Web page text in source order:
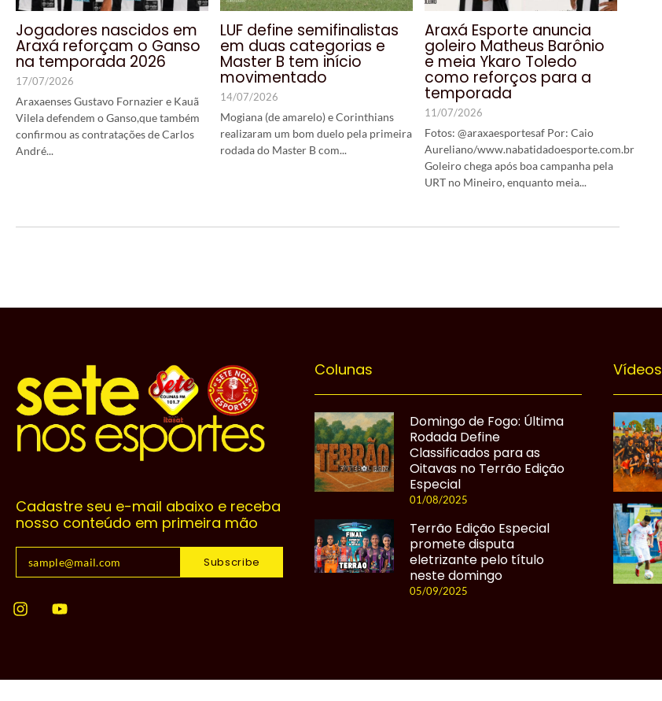
Jogadores nascidos em
Araxá reforçam o Ganso
na temporada 2026
17/07/2026
Araxaenses Gustavo Fornazier e Kauã
Vilela defendem o Ganso,que também
confirmou as contratações de Carlos
André...
LUF define semifinalistas
em duas categorias e
Master B tem início
movimentado
14/07/2026
Mogiana (de amarelo) e Corinthians
realizaram um bom duelo pela primeira
rodada do Master B com...
Araxá Esporte anuncia
goleiro Matheus Barônio
e meia Ykaro Toledo
como reforços para a
temporada
11/07/2026
Fotos: @araxaesportesaf Por: Caio
Aureliano/www.nabatidadoesporte.com.br
Goleiro chega após boa campanha pela
URT no Mineiro, enquanto meia...
Cadastre seu e-mail abaixo e receba
nosso conteúdo em primeira mão
Subscribe
Colunas
Domingo de Fogo: Última
Rodada Define
Classificados para as
Oitavas no Terrão Edição
Especial
01/08/2025
Terrão Edição Especial
promete disputa
eletrizante pelo título
neste domingo
05/09/2025
Vídeos